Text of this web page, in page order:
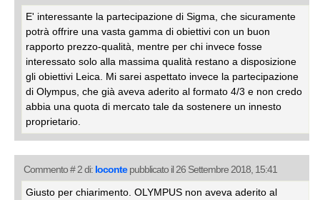
E' interessante la partecipazione di Sigma, che sicuramente
potrà offrire una vasta gamma di obiettivi con un buon
rapporto prezzo-qualità, mentre per chi invece fosse
interessato solo alla massima qualità restano a disposizione
gli obiettivi Leica. Mi sarei aspettato invece la partecipazione
di Olympus, che già aveva aderito al formato 4/3 e non credo
abbia una quota di mercato tale da sostenere un innesto
proprietario.
Commento # 2 di: locontepubblicato il 26 Settembre 2018, 15:41
Giusto per chiarimento. OLYMPUS non aveva aderito al